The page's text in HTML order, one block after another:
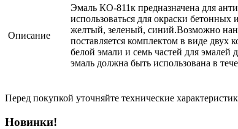
Описание
Эмаль КО-811к предназначена для
использоваться для окраски
желтый, зеленый, синий.Возможно
поставляется комплектом в виде двух
белой эмали и семь частей для
эмаль должна быть использована в
Перед покупкой уточняйте технические
Новинки!